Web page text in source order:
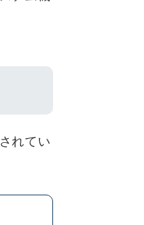
れてい